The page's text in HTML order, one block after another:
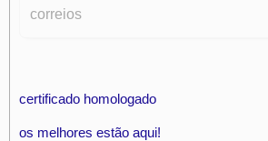
certificado homologado
os melhores estão aqui!